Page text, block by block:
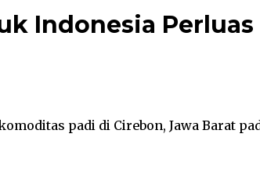
Indonesia Perluas
padi di Cirebon, Jawa Barat